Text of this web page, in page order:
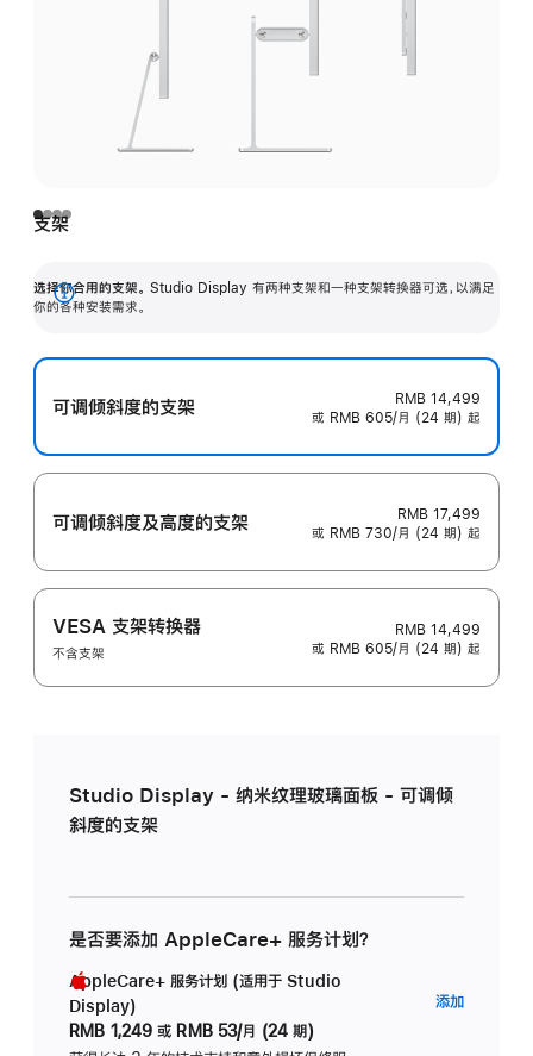
支架
选择你合用的支架。 Studio Display 有两种支架和一种支架转换器可选，以满足
你的各种安装需求。
展
可调倾斜度的支架
RMB 14,499
或 RMB 605/月 (24 期) 起
可调倾斜度及高‍度的支‍架
RMB 17,499
或 RMB 730/月 (24 期) 起
VESA 支架转换器
不含支架
RMB 14,499
或 RMB 605/月 (24 期) 起
Studio Display - 纳米纹理玻璃面板 - 可调倾
斜度的支架
是否要添加 AppleCare+ 服务计划？
AppleCare+ 服务计划 (适用于 Studio
Display)
RMB 1,249 或 RMB 53/月 (24 期)
添加